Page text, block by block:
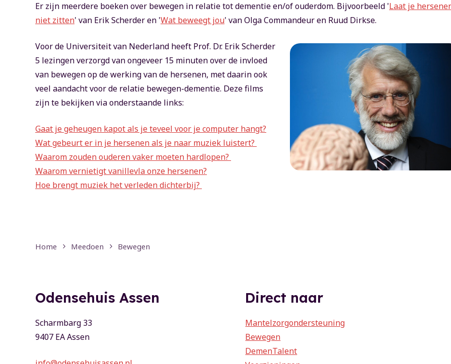
Er zijn meerdere boeken over bewegen in relatie tot dementie en/of ouderdom. Bijvoorbeeld 'Laat je
niet zitten' van Erik Scherder en 'Wat beweegt jou' van Olga Commandeur en Ruud Dirkse.
Voor de Universiteit van Nederland heeft Prof. Dr. Erik Scherder
5 lezingen verzorgd van ongeveer 15 minuten over de invloed
van bewegen op de werking van de hersenen, met daarin ook
veel aandacht voor de relatie bewegen-dementie. Deze films
zijn te bekijken via onderstaande links:
Gaat je geheugen kapot als je teveel voor je computer hangt?
Wat gebeurt er in je hersenen als je naar muziek luistert?
Waarom zouden ouderen vaker moeten hardlopen?
Waarom vernietigt vanillevla onze hersenen?
Hoe brengt muziek het verleden dichterbij?
Home Meedoen Bewegen
Odensehuis Assen
Scharmbarg 33
9407 EA Assen
Direct naar
Mantelzorgondersteuning
Bewegen
DemenTalent